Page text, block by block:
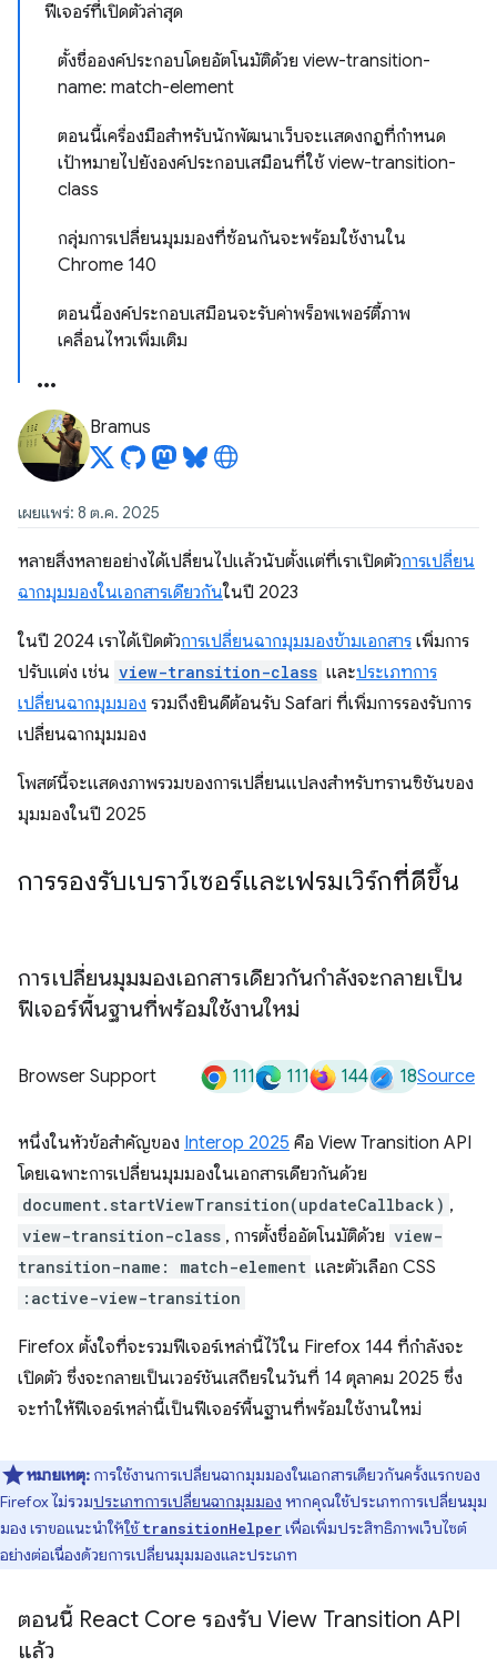
ฟีเจอร์ที่เปิดตัวล่าสุด
ตั้งชื่อองค์ประกอบโดยอัตโนมัติด้วย view-transition-
name: match-element
ตอนนี้เครื่องมือสำหรับนักพัฒนาเว็บจะแสดงกฎที่กำหนด
เป้าหมายไปยังองค์ประกอบเสมือนที่ใช้ view-transition-
class
กลุ่มการเปลี่ยนมุมมองที่ซ้อนกันจะพร้อมใช้งานใน
Chrome 140
ตอนนี้องค์ประกอบเสมือนจะรับค่าพร็อพเพอร์ตี้ภาพ
เคลื่อนไหวเพิ่มเติม
Bramus
เผยแพร่: 8 ต.ค. 2025
หลายสิ่งหลายอย่างได้เปลี่ยนไปแล้วนับตั้งแต่ที่เราเปิดตัวการเปลี่ยน
ฉากมุมมองในเอกสารเดียวกันในปี 2023
ในปี 2024 เราได้เปิดตัวการเปลี่ยนฉากมุมมองข้ามเอกสาร เพิ่มการ
ปรับแต่ง เช่น view-transition-class และประเภทการ
เปลี่ยนฉากมุมมอง รวมถึงยินดีต้อนรับ Safari ที่เพิ่มการรองรับการ
เปลี่ยนฉากมุมมอง
โพสต์นี้จะแสดงภาพรวมของการเปลี่ยนแปลงสำหรับทรานซิชันของ
มุมมองในปี 2025
การรองรับเบราว์เซอร์และเฟรมเวิร์กที่ดีขึ้น
การเปลี่ยนมุมมองเอกสารเดียวกันกำลังจะกลายเป็น
ฟีเจอร์พื้นฐานที่พร้อมใช้งานใหม่
Browser Support 111 111 144 18Source
หนึ่งในหัวข้อสำคัญของ Interop 2025 คือ View Transition API
โดยเฉพาะการเปลี่ยนมุมมองในเอกสารเดียวกันด้วย
document.startViewTransition(updateCallback) ,
view-transition-class , การตั้งชื่ออัตโนมัติด้วย view-
transition-name: match-element และตัวเลือก CSS
:active-view-transition
Firefox ตั้งใจที่จะรวมฟีเจอร์เหล่านี้ไว้ใน Firefox 144 ที่กำลังจะ
เปิดตัว ซึ่งจะกลายเป็นเวอร์ชันเสถียรในวันที่ 14 ตุลาคม 2025 ซึ่ง
จะทำให้ฟีเจอร์เหล่านี้เป็นฟีเจอร์พื้นฐานที่พร้อมใช้งานใหม่
หมายเหตุ: การใช้งานการเปลี่ยนฉากมุมมองในเอกสารเดียวกันครั้งแรกของ
Firefox ไม่รวมประเภทการเปลี่ยนฉากมุมมอง หากคุณใช้ประเภทการเปลี่ยนมุม
มอง เราขอแนะนําให้ใช้transitionHelper เพื่อเพิ่มประสิทธิภาพเว็บไซต์
อย่างต่อเนื่องด้วยการเปลี่ยนมุมมองและประเภท
ตอนนี้ React Core รองรับ View Transition API
แล้ว